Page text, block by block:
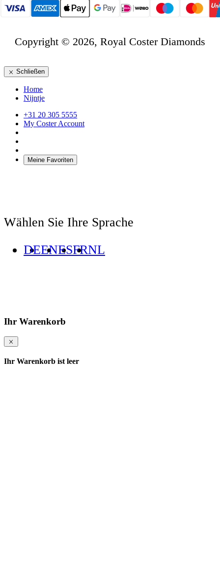
Copyright © 2026, Royal Coster Diamonds
Schließen
Home
Nijntje
+31 20 305 5555
My Coster Account
Meine Favoriten
Wählen Sie Ihre Sprache
DEENESFRNL
Ihr Warenkorb
Ihr Warenkorb ist leer